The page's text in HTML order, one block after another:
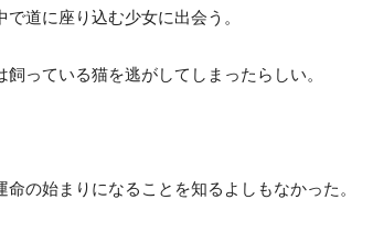
道に座り込む少女に出会う。
っている猫を逃がしてしまったらしい。
の始まりになることを知るよしもなかった。